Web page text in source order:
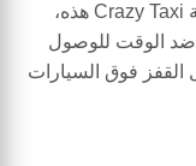
مجنونة مليئة بالسرعة والإثارة. في سلسلة Crazy Taxi هذه،
الوقت للوصول
فوق السيارات